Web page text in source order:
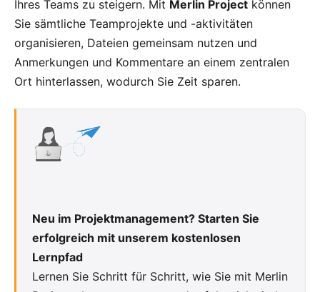
Ihres Teams zu steigern. Mit Merlin Project können
Sie sämtliche Teamprojekte und -aktivitäten
organisieren, Dateien gemeinsam nutzen und
Anmerkungen und Kommentare an einem zentralen
Ort hinterlassen, wodurch Sie Zeit sparen.
Neu im Projektmanagement? Starten Sie
erfolgreich mit unserem kostenlosen
Lernpfad
Lernen Sie Schritt für Schritt, wie Sie mit Merlin